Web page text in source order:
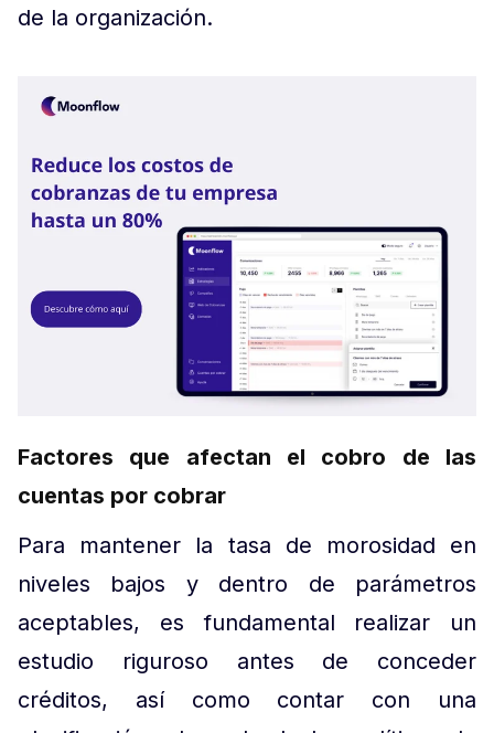
de la organización.
Factores que afectan el cobro de las
cuentas por cobrar
Para mantener la tasa de morosidad en
niveles bajos y dentro de parámetros
aceptables, es fundamental realizar un
estudio riguroso antes de conceder
créditos, así como contar con una